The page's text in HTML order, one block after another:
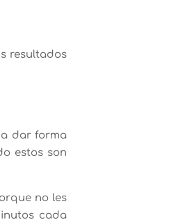
resultados
dar forma
estos son
no les
cada